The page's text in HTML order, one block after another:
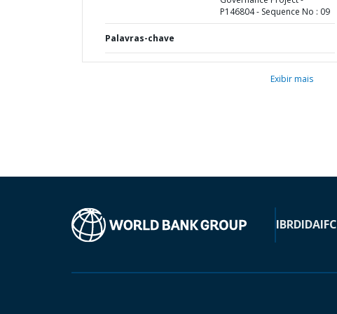
P146804 - Sequence No : 09
Palavras-chave
Exibir mais
IBRDIDAIFC